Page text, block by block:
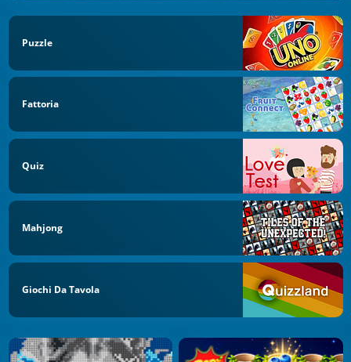
Puzzle
Fattoria
Quiz
Mahjong
Giochi Da Tavola